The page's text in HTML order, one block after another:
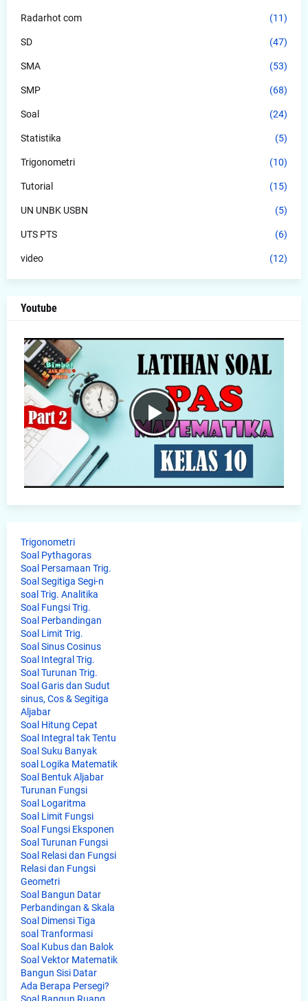
Radarhot com (11)
SD (47)
SMA (53)
SMP (68)
Soal (24)
Statistika (5)
Trigonometri (10)
Tutorial (15)
UN UNBK USBN (5)
UTS PTS (6)
video (12)
Youtube
Trigonometri
Soal Pythagoras
Soal Persamaan Trig.
Soal Segitiga Segi-n
soal Trig. Analitika
Soal Fungsi Trig.
Soal Perbandingan
Soal Limit Trig.
Soal Sinus Cosinus
Soal Integral Trig.
Soal Turunan Trig.
Soal Garis dan Sudut
sinus, Cos & Segitiga
Aljabar
Soal Hitung Cepat
Soal Integral tak Tentu
Soal Suku Banyak
soal Logika Matematik
Soal Bentuk Aljabar
Turunan Fungsi
Soal Logaritma
Soal Limit Fungsi
Soal Fungsi Eksponen
Soal Turunan Fungsi
Soal Relasi dan Fungsi
Relasi dan Fungsi
Geometri
Soal Bangun Datar
Perbandingan & Skala
Soal Dimensi Tiga
soal Tranformasi
Soal Kubus dan Balok
Soal Vektor Matematik
Bangun Sisi Datar
Ada Berapa Persegi?